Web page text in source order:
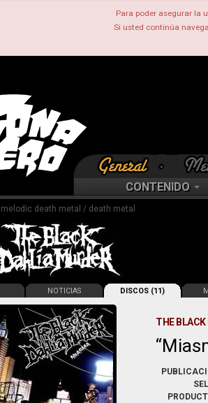
Para poder asegurar la
Si usted continúa
CONTENIDO
death metal / death metal
NOTICIAS DISCOS (11)
THE